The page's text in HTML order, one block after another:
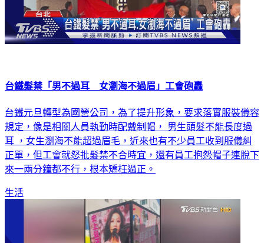
台鐵髮禁「男不過耳 女瀏海不過眉」工會砲轟
台鐵元旦轉型為國營公司，為了提升形象，要求落實服裝儀容
規定，像是相關人員執勤時配戴制帽， 男生頭髮不能長度過
耳 ，女生瀏海不能超過眉毛，近來也有不少員工收到服儀糾
正單，但工會就怒批髮禁不合時宜，還有員工抱怨帽子連脫下
來一兩分鐘都不行，根本矯枉過正。
生活